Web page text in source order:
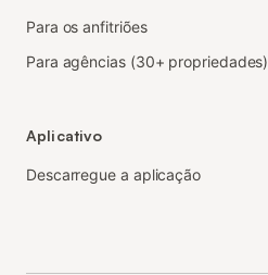
Para os anfitriões
Para agências (30+ propriedades)
Aplicativo
Descarregue a aplicação